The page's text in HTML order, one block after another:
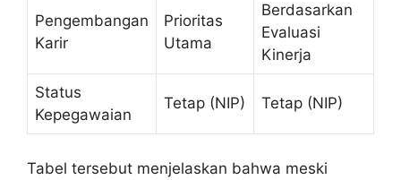
Pengembangan
Karir
Prioritas
Utama
Berdasarkan
Evaluasi
Kinerja
Status
Kepegawaian
Tetap (NIP) Tetap (NIP)
Tabel tersebut menjelaskan bahwa meski